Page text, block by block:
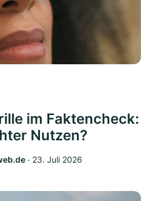
im Faktencheck:
Nutzen?
‧ 23. Juli 2026